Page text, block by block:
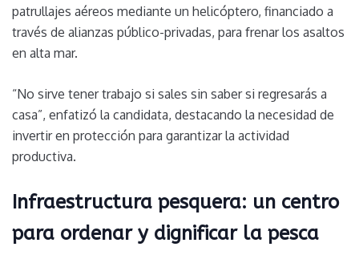
patrullajes aéreos mediante un helicóptero, financiado a
través de alianzas público-privadas, para frenar los asaltos
en alta mar.
“No sirve tener trabajo si sales sin saber si regresarás a
casa”, enfatizó la candidata, destacando la necesidad de
invertir en protección para garantizar la actividad
productiva.
Infraestructura pesquera: un centro
para ordenar y dignificar la pesca